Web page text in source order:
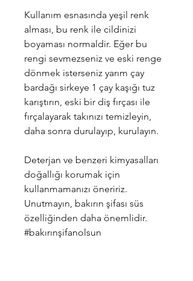
Kullanım esnasında yeşil renk
alması, bu renk ile cildinizi
boyaması normaldir. Eğer bu
rengi sevmezseniz ve eski renge
dönmek isterseniz yarım çay
bardağı sirkeye 1 çay kaşığı tuz
karıştırın, eski bir diş fırçası ile
fırçalayarak takınızı temizleyin,
daha sonra durulayıp, kurulayın.
Deterjan ve benzeri kimyasalları
doğallığı korumak için
kullanmamanızı öneririz.
Unutmayın, bakırın şifası süs
özelliğinden daha önemlidir.
#bakırınşifanolsun